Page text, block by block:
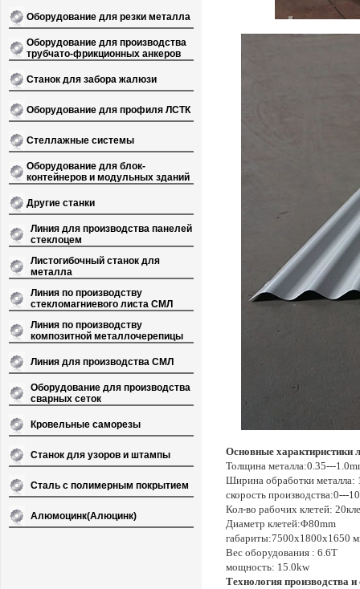
Оборудование для резки металла
Оборудование для производства
трубчато-фрикционных анкеров
Станок для забора жалюзи
Оборудование для профиля ЛСТК
Стеллажные системы
Оборудование для блок-
контейнеров и модульных зданий
Другие станки
Линия для производства панелей
стеклоцем
Листогибочный станок для
металла
Линия по производству
стекломагниевого листа СМЛ
Линия по производству
композитной металлочерепицы
Линия для производства СМЛ
Оборудование для производства
сварных сеток
Кровельные саморезы
Станок для узоров и штампы
Сталь с полимерным покрытием
Алюмоцинк(Алюцинк)
Основные характиристики
Толщина металла:0.35---
Ширина обработки металла:
скорость производства:0---
Кол-во рабочих клетей:
Диаметр клетей:Φ80mm
габариты:7500х1800х1650
Вес оборудования : 6.6T
мощность: 15.0kw
Технология производства и